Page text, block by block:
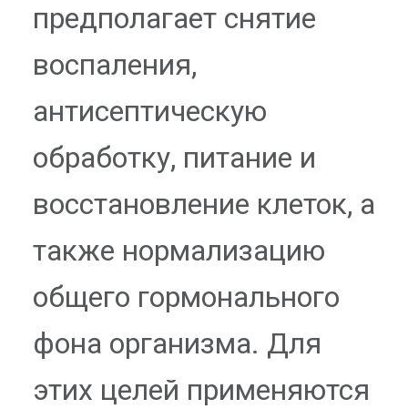
предполагает снятие
воспаления,
антисептическую
обработку, питание и
восстановление клеток, а
также нормализацию
общего гормонального
фона организма. Для
этих целей применяются